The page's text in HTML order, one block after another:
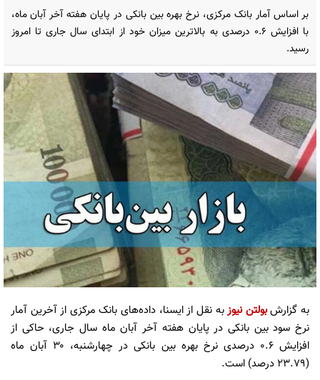
بر اساس آمار بانک مرکزی، نرخ بهره بین بانکی در پایان هفته آخر آبان ماه،
با افزایش ۰.۶ درصدی به بالاترین میزان خود از ابتدای سال جاری تا امروز
رسید.
به گزارشبولتن نیوزبه نقل از ایسنا، داده‌های بانک مرکزی از آخرین آمار
نرخ سود بین بانکی در پایان هفته آخر آبان ماه سال جاری، حاکی از
افزایش ۰.۶ درصدی نرخ بهره بین بانکی در چهارشنبه، ۳۰ آبان ماه
(۲۳.۷۹ درصد) است.